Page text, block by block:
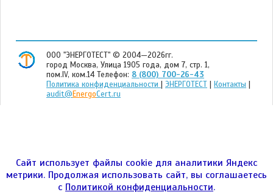
ООО "ЭНЕРГОТЕСТ" © 2004—2026гг.
город Москва, Улица 1905 года, дом 7, стр. 1,
пом.IV, ком.14 Телефон: 8 (800) 700-26-43
Политика конфиденциальности
ЭНЕРГОТЕСТ Контакты
audit@EnergoCert.ru
Сайт использует файлы cookie для аналитики Яндекс
метрики. Продолжая использовать сайт, вы соглашаетесь
с Политикой конфиденциальности.